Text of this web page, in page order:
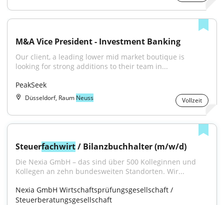
M&A Vice President - Investment Banking
Our client, a leading lower mid market boutique is
looking for strong additions to their team in...
PeakSeek
Düsseldorf, Raum Neuss Vollzeit
Steuerfachwirt / Bilanzbuchhalter (m/w/d)
Die Nexia GmbH – das sind über 500 Kolleginnen und
Kollegen an zehn bundesweiten Standorten. Wir...
Nexia GmbH Wirtschaftsprüfungsgesellschaft /
Steuerberatungsgesellschaft